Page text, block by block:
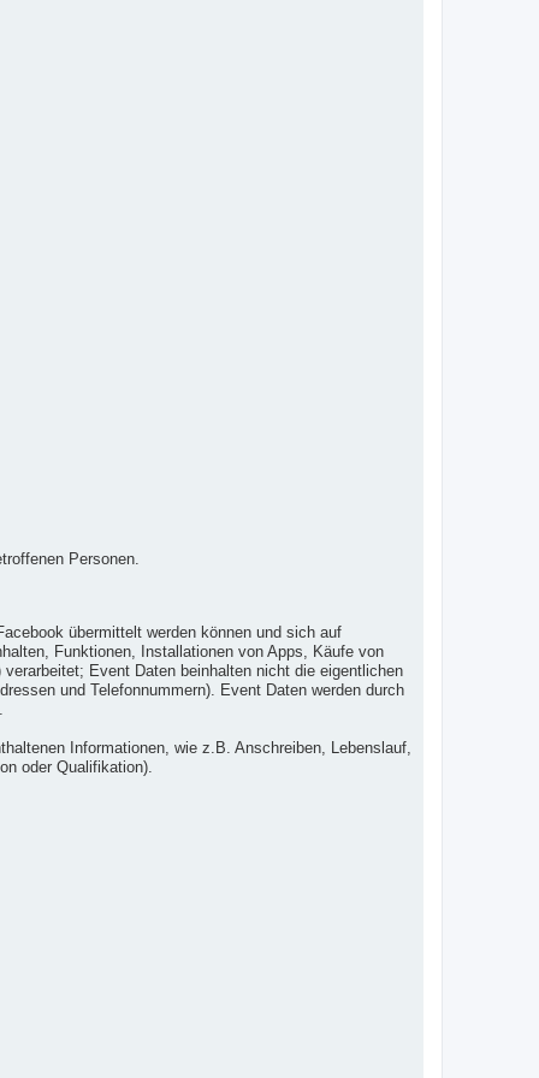
Personen.
übermittelt werden können und sich auf
Funktionen, Installationen von Apps, Käufe von
Event Daten beinhalten nicht die eigentlichen
und Telefonnummern). Event Daten werden durch
Informationen, wie z.B. Anschreiben, Lebenslauf,
oder Qualifikation).